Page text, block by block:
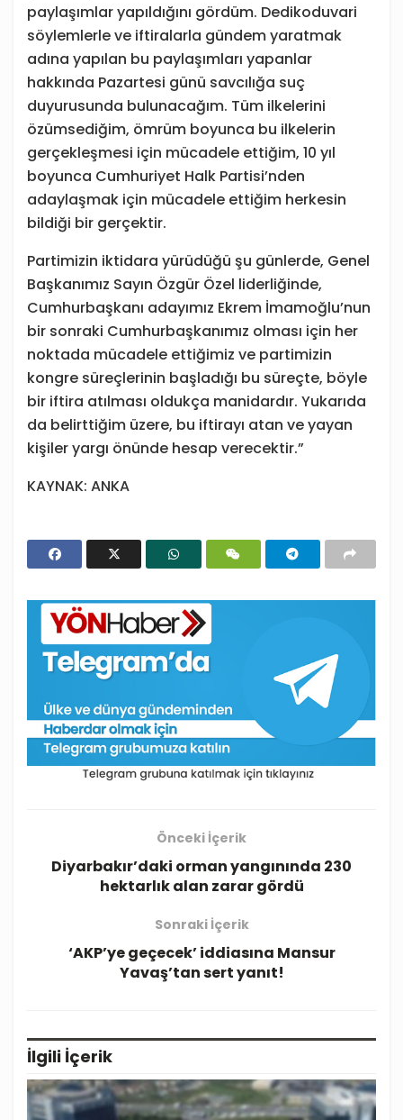
paylaşımlar yapıldığını gördüm. Dedikoduvari
söylemlerle ve iftiralarla gündem yaratmak
adına yapılan bu paylaşımları yapanlar
hakkında Pazartesi günü savcılığa suç
duyurusunda bulunacağım. Tüm ilkelerini
özümsediğim, ömrüm boyunca bu ilkelerin
gerçekleşmesi için mücadele ettiğim, 10 yıl
boyunca Cumhuriyet Halk Partisi’nden
adaylaşmak için mücadele ettiğim herkesin
bildiği bir gerçektir.
Partimizin iktidara yürüdüğü şu günlerde, Genel
Başkanımız Sayın Özgür Özel liderliğinde,
Cumhurbaşkanı adayımız Ekrem İmamoğlu’nun
bir sonraki Cumhurbaşkanımız olması için her
noktada mücadele ettiğimiz ve partimizin
kongre süreçlerinin başladığı bu süreçte, böyle
bir iftira atılması oldukça manidardır. Yukarıda
da belirttiğim üzere, bu iftirayı atan ve yayan
kişiler yargı önünde hesap verecektir.”
KAYNAK: ANKA
Önceki İçerik
Diyarbakır’daki orman yangınında 230
hektarlık alan zarar gördü
Sonraki İçerik
‘AKP’ye geçecek’ iddiasına Mansur
Yavaş’tan sert yanıt!
İlgili İçerik